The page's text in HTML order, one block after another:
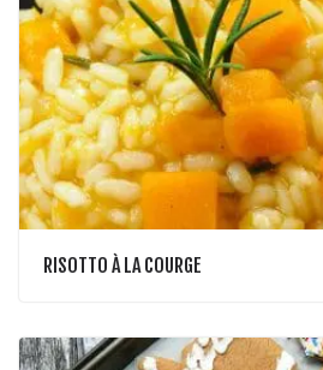
RISOTTO À LA COURGE